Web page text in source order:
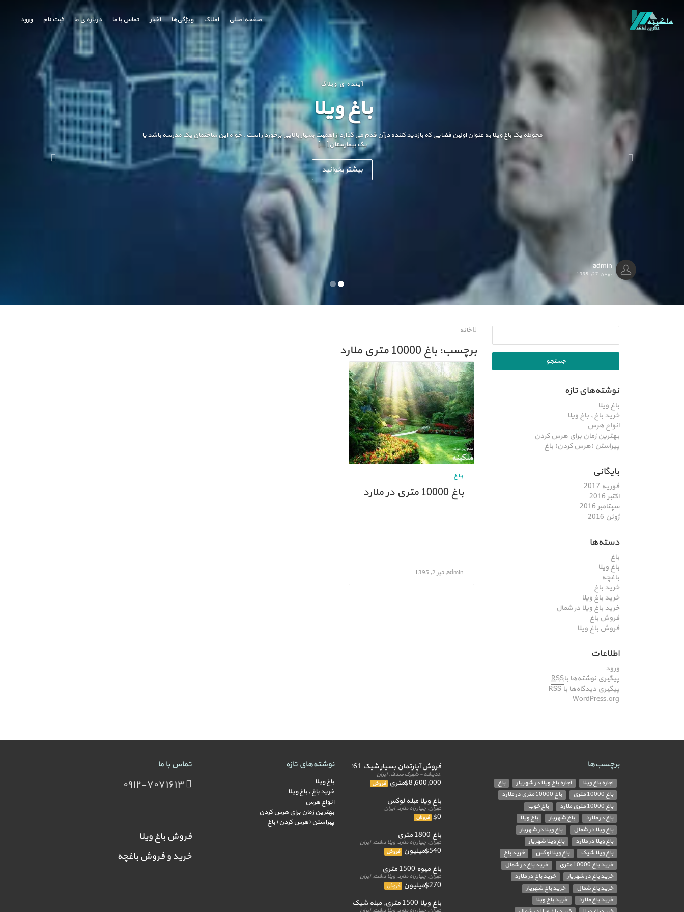
آینده ی وبلاگ
باغ ویلا
محوطه یک باغ ویلا به عنوان اولین فضایی که بازدید کننده درآن قدم می گذارد از اهمیت بسیار بالایی برخوردار است . خواه این ساختمان یک مدرسه باشد یا
یک بیمارستان […]
بیشتر بخوانید
admin
بهمن 27, 1395
ثبت نام ورود صفحه اصلی املاک ویژگی‌ها اخبار تماس با ما درباره ی ما
نوشته‌های تازه
باغ ویلا
خرید باغ , باغ ویلا
انواع هرس
بهترین زمان برای هرس کردن
پیراستن (هرس کردن) باغ
بایگانی
فوریه 2017
اکتبر 2016
سپتامبر 2016
ژوئن 2016
دسته‌ها
باغ
باغ ویلا
باغچه
خرید باغ
خرید باغ ویلا
خرید باغ ویلا در شمال
فروش باغ
فروش باغ ویلا
اطلاعات
ورود
پیگیری نوشته‌ها باRSS
پیگیری دیدگاه‌ها با RSS
WordPress.org
خانه
برچسب: باغ 10000 متری ملارد
باغ
باغ 10000 متری در ملارد
admin, تیر 2, 1395
برچسب‌ها
اجاره باغ ویلا اجاره باغ ویلا در شهریار
باغ
باغ 10000 متری
باغ 10000 متری در ملارد
باغ 10000 متری ملارد
باغ خوب
باغ در ملارد
باغ شهریار
باغ ویلا
باغ ویلا در شمال
باغ ویلا در شهریار
باغ ویلا در ملارد
باغ ویلا شهریار
باغ ویلا شیک
باغ ویلا لوکس
خرید باغ
خرید باغ 10000 متری
خرید باغ در شمال
خرید باغ در شهریار
خرید باغ در ملارد
خرید باغ شمال
خرید باغ شهریار
خرید باغ ملارد
خرید باغ ویلا
فروش آپارتمان بسیار شیک 261 متر
اندیشه - شهرک صدف, ایران
$8,600,000متری فروش
باغ ویلا مبله لوکس
تهران, چهار راه ملارد, ایران
$0 فروش
باغ 1800 متری
تهران, چهار راه ملارد, ویلا دشت, ایران
$540میلیون فروش
باغ میوه 1500 متری
تهران, چهار راه ملارد, ویلا دشت, ایران
$270میلیون فروش
باغ ویلا 1500 متری, مبله شیک
نوشته‌های تازه
باغ ویلا
خرید باغ , باغ ویلا
انواع هرس
بهترین زمان برای هرس کردن
پیراستن (هرس کردن) باغ
تماس با ما
فروش باغ ویلا
خرید و فروش باغچه